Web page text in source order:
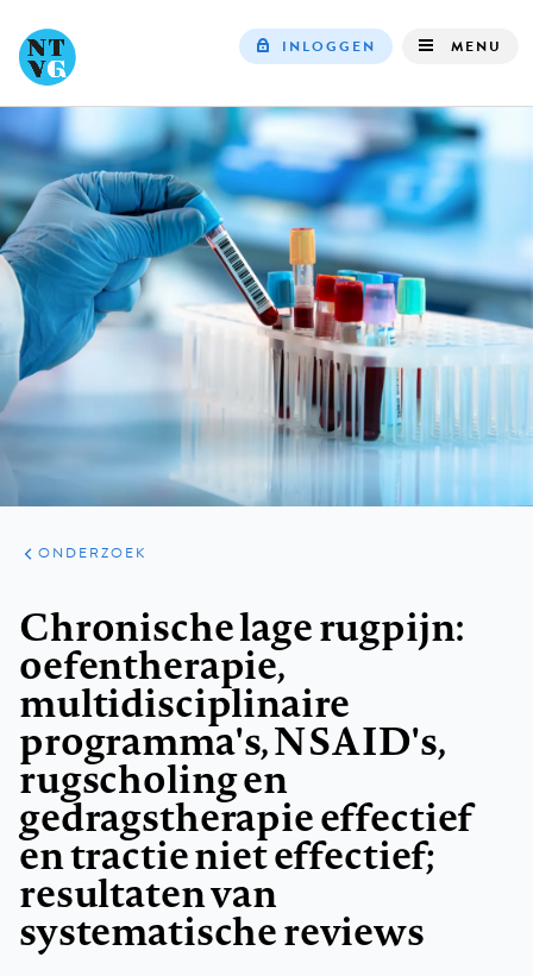
navigation
INLOGGEN MENU
ARTIKELEN
ONDERZOEK
ONDERZOEK
Chronische lage rugpijn:
oefentherapie,
multidisciplinaire
programma's, NSAID's,
rugscholing en
gedragstherapie effectief
en tractie niet effectief;
resultaten van
systematische reviews